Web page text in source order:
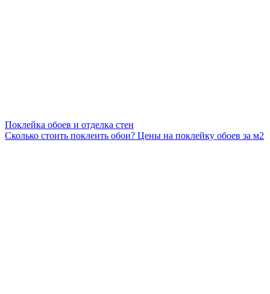
Поклейка обоев и отделка стен
Сколько стоить поклеить обои? Цены на поклейку обоев за м2